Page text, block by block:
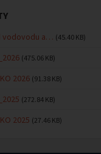
vodovodu a… (45.40 KB)
(475.06 KB)
2026 (91.38 KB)
(272.84 KB)
2025 (27.46 KB)